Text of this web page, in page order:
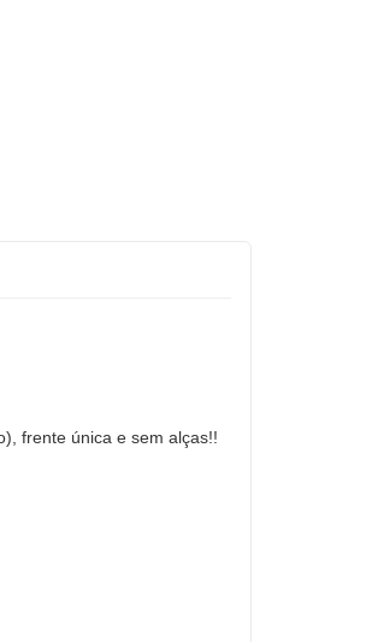
frente única e sem alças!!